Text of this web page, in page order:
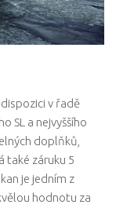
v řadě
SL a nejvyššího
doplňků,
také záruku 5
je jedním z
hodnotu za